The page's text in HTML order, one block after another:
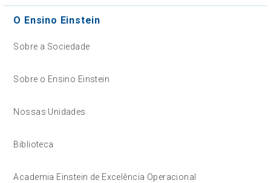
O Ensino Einstein
Sobre a Sociedade
Sobre o Ensino Einstein
Nossas Unidades
Biblioteca
Academia Einstein de Excelência Operacional